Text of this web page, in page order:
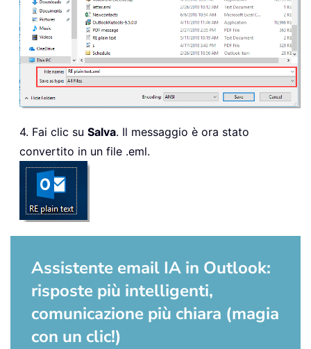
4. Fai clic su Salva. Il messaggio è ora stato
convertito in un file .eml.
Assistente email IA in Outlook:
risposte più intelligenti,
comunicazione più chiara (magia
con un clic!)